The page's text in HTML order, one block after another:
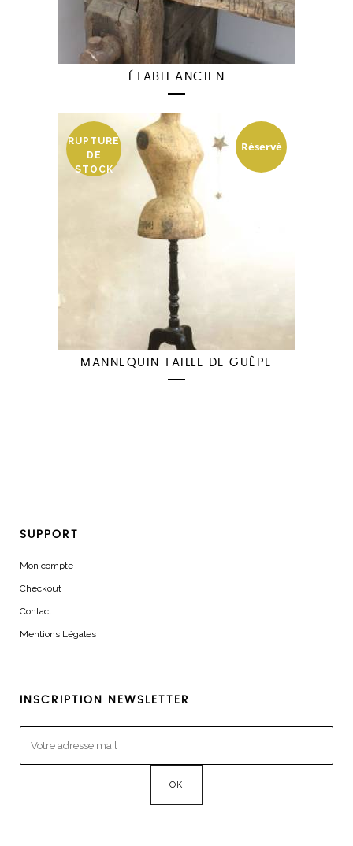
ÉTABLI ANCIEN
Réservé
RUPTURE
DE
STOCK
MANNEQUIN TAILLE DE GUÊPE
SUPPORT
Mon compte
Checkout
Contact
Mentions Légales
INSCRIPTION NEWSLETTER